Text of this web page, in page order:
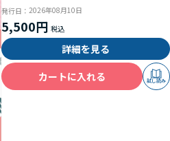
発行日： 2026年08月10日
5,500円
詳細を見る
カートに入れる
試し読み